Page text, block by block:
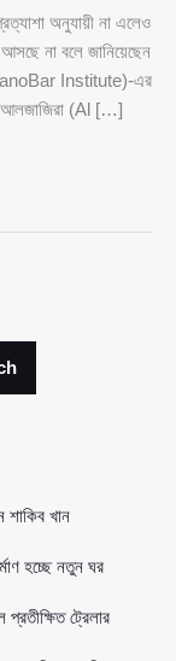
অনুযায়ী না এলেও
না বলে জানিয়েছেন
(SanoBar Institute)-এর
আলজাজিরা (Al […]
শাকিব খান
হচ্ছে নতুন ঘর
প্রতীক্ষিত ট্রেলার